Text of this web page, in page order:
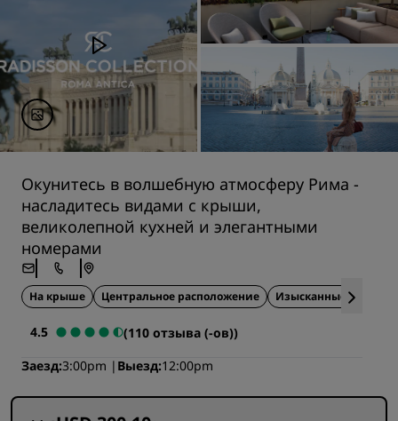
Окунитесь в волшебную атмосферу Рима -
насладитесь видами с крыши,
великолепной кухней и элегантными
номерами
На крыше Центральное расположение Изысканные блюда
4.5
(110 отзыва (-ов))
Заезд 3:00pm Выезд 12:00pm